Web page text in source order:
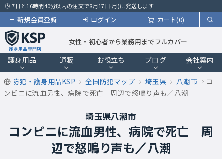
7日と16時間40分以内の注文で8月17日(月)に発送します
カート(0)
ログイン
新規会員登録
護身用品専門店
女性・初心者から業務用までフルカバー
護身用品 通販 お役立ち ブログ 会社案内
防犯・護身用品KSP 全国防犯マップ 埼玉県 八潮市
コ
ンビニに流血男性、病院で死亡 周辺で怒鳴り声も／八潮
埼玉県八潮市
コンビニに流血男性、病院で死亡 周
辺で怒鳴り声も／八潮